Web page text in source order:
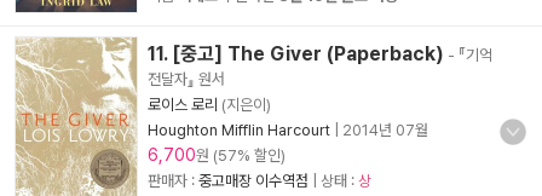
11. [중고] The Giver (Paperback) - 『기억
전달자』 원서
로이스 로리 (지은이)
Houghton Mifflin Harcourt
2014년 07월
6,700원 (57% 할인)
판매자 : 중고매장 이수역점 | 상태 : 상